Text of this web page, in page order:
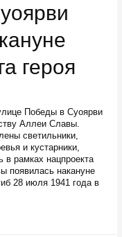
героя
Победы в Суоярви
Аллеи Славы.
светильники,
и кустарники,
рамках нацпроекта
появилась накануне
28 июля 1941 года в